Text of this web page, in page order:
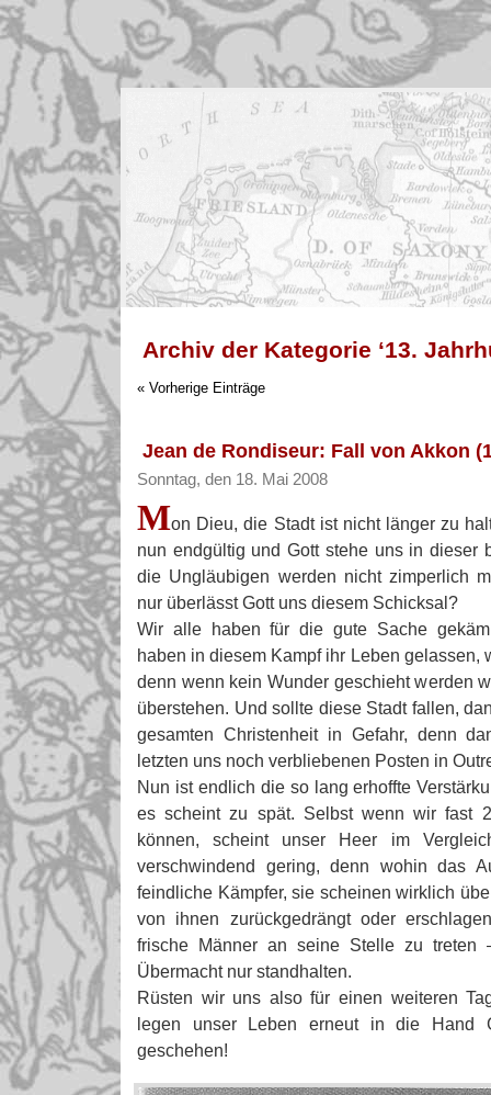
Archiv der Kategorie ‘13.
« Vorherige Einträge
Jean de Rondiseur: Fall von Akkon
Sonntag, den 18. Mai 2008
Mon Dieu, die Stadt ist nicht länger zu
nun endgültig und Gott stehe uns in dieser
die Ungläubigen werden nicht zimperlich
nur überlässt Gott uns diesem Schicksal?
Wir alle haben für die gute Sache
haben in diesem Kampf ihr Leben gelassen,
denn wenn kein Wunder geschieht werden
überstehen. Und sollte diese Stadt fallen,
gesamten Christenheit in Gefahr, denn
letzten uns noch verbliebenen Posten in
Nun ist endlich die so lang erhoffte
es scheint zu spät. Selbst wenn wir fast
können, scheint unser Heer im
verschwindend gering, denn wohin das
feindliche Kämpfer, sie scheinen wirklich
von ihnen zurückgedrängt oder
frische Männer an seine Stelle zu
Übermacht nur standhalten.
Rüsten wir uns also für einen weiteren
legen unser Leben erneut in die Hand
geschehen!